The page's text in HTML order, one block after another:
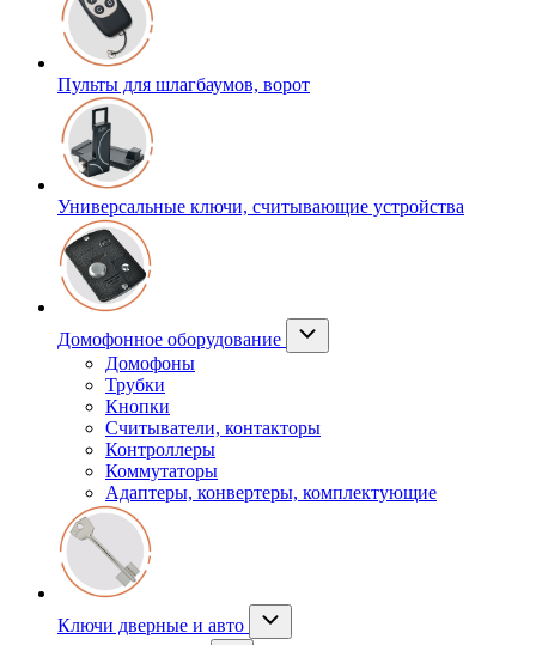
Пульты для шлагбаумов, ворот
Универсальные ключи, считывающие устройства
Домофонное оборудование
Домофоны
Трубки
Кнопки
Считыватели, контакторы
Контроллеры
Коммутаторы
Адаптеры, конвертеры, комплектующие
Ключи дверные и авто